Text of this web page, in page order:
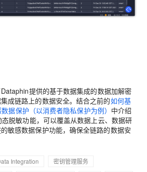
提供的基于数据集成的数据加解密
成链路上的数据安全。结合之前的如何基
据保护（以消费者隐私保护为例） 中介绍
脱敏功能，可以覆盖从数据上云、数据研
敏感数据保护功能，确保全链路的数据安
Integration
密钥管理服务